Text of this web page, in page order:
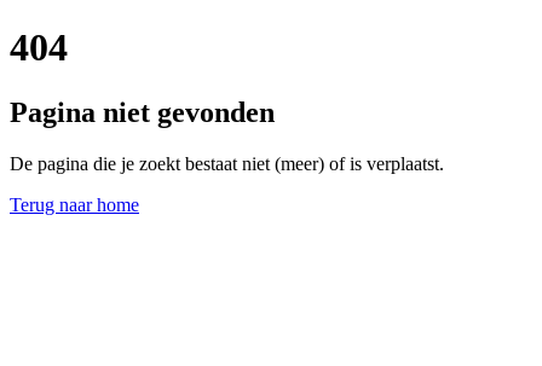
404
Pagina niet gevonden
De pagina die je zoekt bestaat niet (meer) of is verplaatst.
Terug naar home